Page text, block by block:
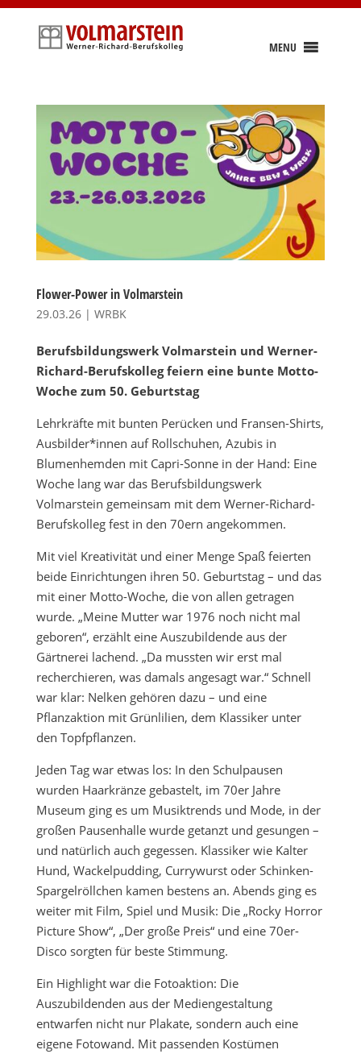
Skip
content
MENU
Flower-Power in Volmarstein
29.03.26| WRBK
Berufsbildungswerk Volmarstein und Werner-
Richard-Berufskolleg feiern eine bunte Motto-
Woche zum 50. Geburtstag
Lehrkräfte mit bunten Perücken und Fransen-Shirts,
Ausbilder*innen auf Rollschuhen, Azubis in
Blumenhemden mit Capri-Sonne in der Hand: Eine
Woche lang war das Berufsbildungswerk
Volmarstein gemeinsam mit dem Werner-Richard-
Berufskolleg fest in den 70ern angekommen.
Mit viel Kreativität und einer Menge Spaß feierten
beide Einrichtungen ihren 50. Geburtstag – und das
mit einer Motto-Woche, die von allen getragen
wurde. „Meine Mutter war 1976 noch nicht mal
geboren“, erzählt eine Auszubildende aus der
Gärtnerei lachend. „Da mussten wir erst mal
recherchieren, was damals angesagt war.“ Schnell
war klar: Nelken gehören dazu – und eine
Pflanzaktion mit Grünlilien, dem Klassiker unter
den Topfpflanzen.
Jeden Tag war etwas los: In den Schulpausen
wurden Haarkränze gebastelt, im 70er Jahre
Museum ging es um Musiktrends und Mode, in der
großen Pausenhalle wurde getanzt und gesungen –
und natürlich auch gegessen. Klassiker wie Kalter
Hund, Wackelpudding, Currywurst oder Schinken-
Spargelröllchen kamen bestens an. Abends ging es
weiter mit Film, Spiel und Musik: Die „Rocky Horror
Picture Show“, „Der große Preis“ und eine 70er-
Disco sorgten für beste Stimmung.
Ein Highlight war die Fotoaktion: Die
Auszubildenden aus der Mediengestaltung
entwarfen nicht nur Plakate, sondern auch eine
eigene Fotowand. Mit passenden Kostümen